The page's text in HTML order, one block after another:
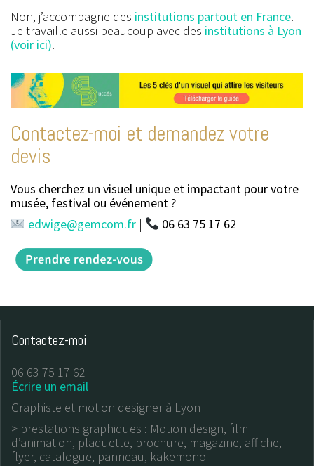
Non, j’accompagne des institutions partout en France.
Je travaille aussi beaucoup avec des institutions à Lyon
(voir ici).
Contactez-moi et demandez votre
devis
Vous cherchez un visuel unique et impactant pour votre
musée, festival ou événement ?
edwige@gemcom.fr| 06 63 75 17 62
Contactez-moi
06 63 75 17 62
Écrire un email
Graphiste et motion designer à Lyon
> prestations graphiques : Motion design, film
d’animation, plaquette, brochure, magazine, affiche,
flyer, catalogue, panneau, kakemono